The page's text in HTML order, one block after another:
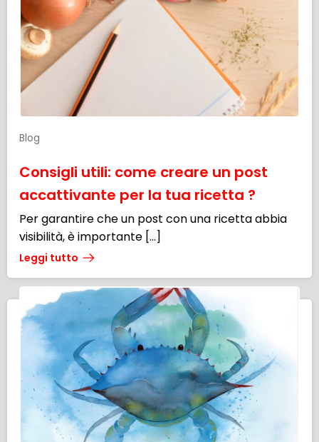
Blog
Consigli utili: come creare un post
accattivante per la tua ricetta ?
Per garantire che un post con una ricetta abbia
visibilità, è importante […]
Leggi tutto